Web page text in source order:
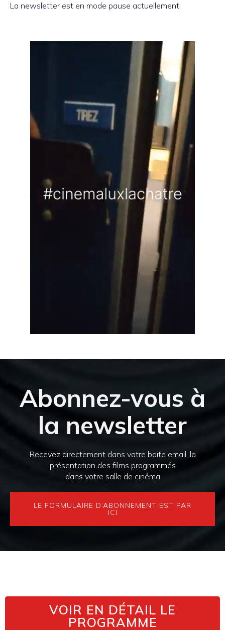
La newsletter est en mode pause actuellement.
Abonnez-vous à
la newsletter
Recevez directement dans votre boite email, la
présentation des films programmés
dans votre salle de cinéma
LE FORMULAIRE D’ABONNEMENT EST PAR
ICI
VOIR EN DÉTAIL LE
PROGRAMME